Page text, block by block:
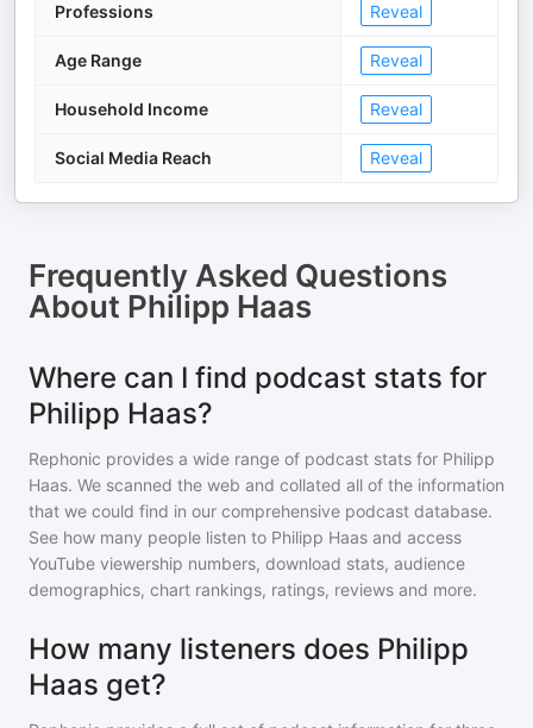
Professions Reveal
Age Range Reveal
Household Income Reveal
Social Media Reach Reveal
Frequently Asked Questions
About Philipp Haas
Where can I find podcast stats for
Philipp Haas?
Rephonic provides a wide range of podcast stats for Philipp
Haas. We scanned the web and collated all of the information
that we could find in our comprehensive podcast database.
See how many people listen to Philipp Haas and access
YouTube viewership numbers, download stats, audience
demographics, chart rankings, ratings, reviews and more.
How many listeners does Philipp
Haas get?